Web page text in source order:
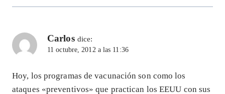
Carlos dice:
11 octubre, 2012 a las 11:36
Hoy, los programas de vacunación son como los
ataques «preventivos» que practican los EEUU con sus